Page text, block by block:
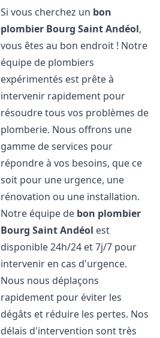
Si vous cherchez un bon
plombier Bourg Saint Andéol,
vous êtes au bon endroit ! Notre
équipe de plombiers
expérimentés est prête à
intervenir rapidement pour
résoudre tous vos problèmes de
plomberie. Nous offrons une
gamme de services pour
répondre à vos besoins, que ce
soit pour une urgence, une
rénovation ou une installation.
Notre équipe de bon plombier
Bourg Saint Andéol est
disponible 24h/24 et 7j/7 pour
intervenir en cas d'urgence.
Nous nous déplaçons
rapidement pour éviter les
dégâts et réduire les pertes. Nos
délais d'intervention sont très